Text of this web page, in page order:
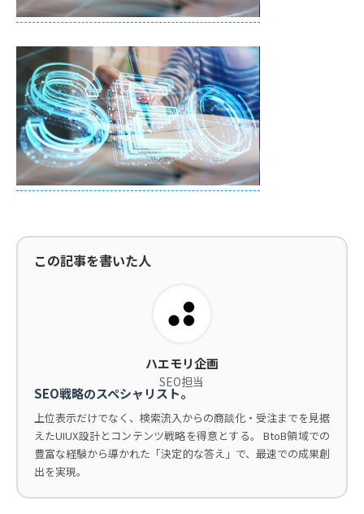
この記事を書いた人
ハエモリ企画
SEO担当
SEO戦略のスペシャリスト。
上位表示だけでなく、検索流入からの商談化・受注までを見据
えたUIUX設計とコンテンツ戦略を得意とする。 BtoB領域での
豊富な経験から導かれた「決定的な答え」で、最速での成果創
出を実現。